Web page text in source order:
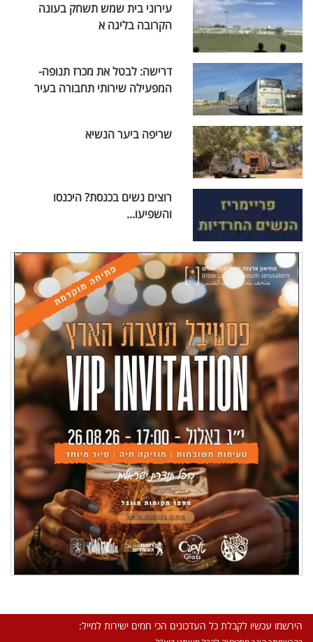
עירוני בית שמש תשחק בעונה
הקרובה בליגה א
דרישה: לבטל את מכרז תנופה-
המפעילה שירותי תחבורה בעיר
שריפה ביער הנשיא
רוצים נשים בכנסת? היכנסו
והשפיעו...
הירשמו עכשיו לקבלת כל העדכונים הכי חמים ישירות למייל: